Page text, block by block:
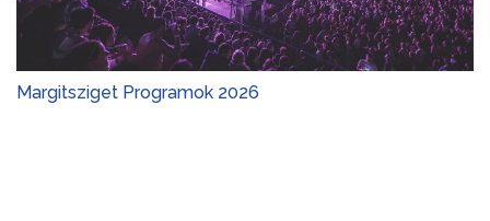
Margitsziget Programok 2026